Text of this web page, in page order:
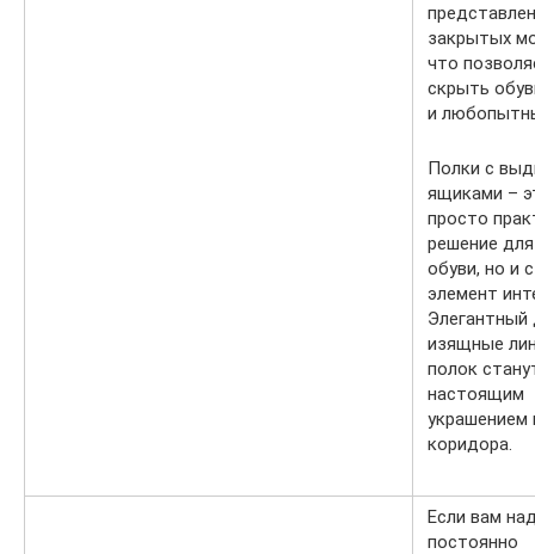
закрытых
что
скрыть
и
Полки с
ящиками –
просто
решение
обуви, но и
элемент
Элегантный
изящные
полок
настоящим
украшением
коридора.
Если вам
постоянно